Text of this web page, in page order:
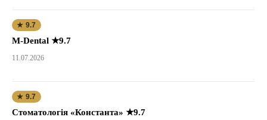
★ 9.7
M-Dental ★9.7
11.07.2026
★ 9.7
Стоматологія «Константа» ★9.7